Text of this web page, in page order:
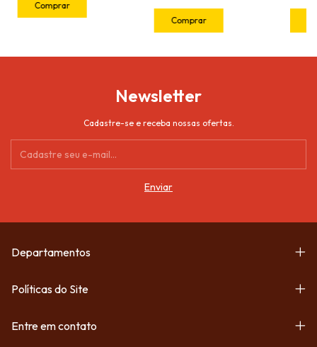
Newsletter
Cadastre-se e receba nossas ofertas.
Departamentos
Políticas do Site
Entre em contato